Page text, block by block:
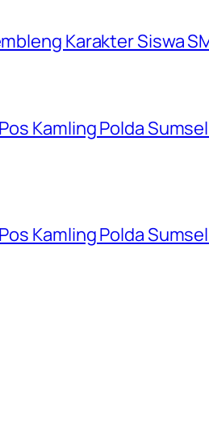
Karakter Siswa
Kamling Polda
Kamling Polda